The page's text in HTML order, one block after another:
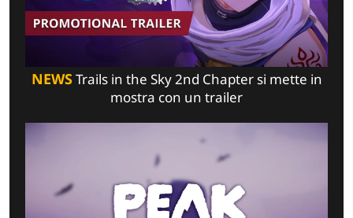
NEWSTrails in the Sky 2nd Chapter si mette in
mostra con un trailer